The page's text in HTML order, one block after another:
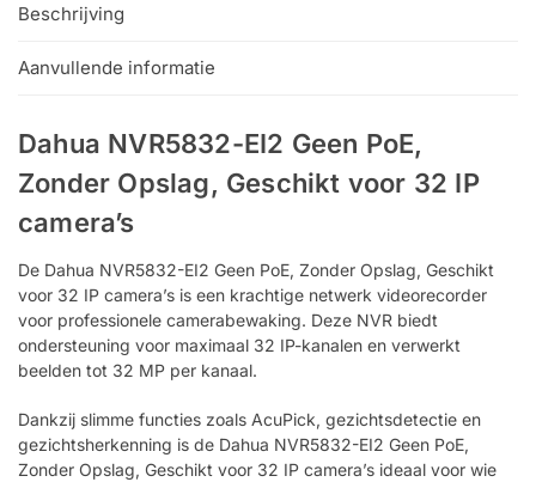
Beschrijving
Aanvullende informatie
Dahua NVR5832-EI2 Geen PoE,
Zonder Opslag, Geschikt voor 32 IP
camera’s
De Dahua NVR5832-EI2 Geen PoE, Zonder Opslag, Geschikt
voor 32 IP camera’s is een krachtige netwerk videorecorder
voor professionele camerabewaking. Deze NVR biedt
ondersteuning voor maximaal 32 IP-kanalen en verwerkt
beelden tot 32 MP per kanaal.
Dankzij slimme functies zoals AcuPick, gezichtsdetectie en
gezichtsherkenning is de Dahua NVR5832-EI2 Geen PoE,
Zonder Opslag, Geschikt voor 32 IP camera’s ideaal voor wie